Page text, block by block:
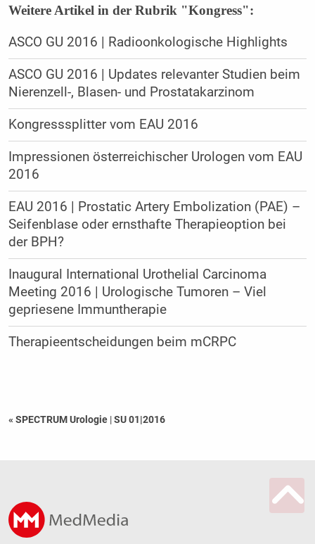
Weitere Artikel in der Rubrik "Kongress":
ASCO GU 2016 | Radioonkologische Highlights
ASCO GU 2016 | Updates relevanter Studien beim
Nierenzell-, Blasen- und Prostatakarzinom
Kongresssplitter vom EAU 2016
Impressionen österreichischer Urologen vom EAU
2016
EAU 2016 | Prostatic Artery Embolization (PAE) –
Seifenblase oder ernsthafte Therapieoption bei
der BPH?
Inaugural International Urothelial Carcinoma
Meeting 2016 | Urologische Tumoren – Viel
gepriesene Immuntherapie
Therapieentscheidungen beim mCRPC
« SPECTRUM Urologie |SU 01|2016